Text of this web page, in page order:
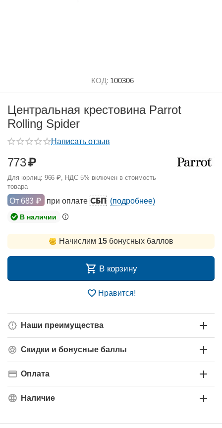
КОД: 100306
Центральная крестовина Parrot
Rolling Spider
Написать отзыв
773₽
Для юрлиц: 966 ₽, НДС 5% включен в стоимость
товара
От 683 ₽ при оплатеСБП (подробнее)
В наличии
Начислим 15бонусных баллов
В корзину
Нравится!
Наши преимущества
Скидки и бонусные баллы
Оплата
Наличие